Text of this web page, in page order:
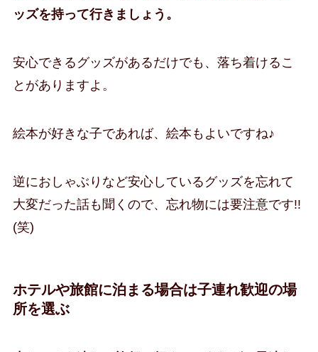
ッズを持って行きましょう。
安心できるグッズがあるだけでも、落ち着けるこ
とがありますよ。
絵本が好きな子であれば、絵本もよいですね♪
逆におしゃぶりなど安心しているグッズを忘れて
大変だった話も聞くので、忘れ物には要注意です!!
(笑)
ホテルや旅館に泊まる場合は子連れ歓迎の場
所を選ぶ